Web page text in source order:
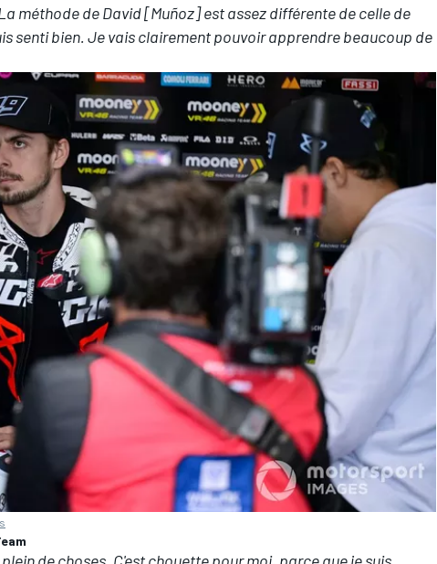
méthode de David [Muñoz] est assez différente de celle de
senti bien. Je vais clairement pouvoir apprendre beaucoup de